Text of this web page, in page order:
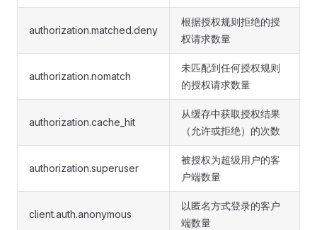
authorization.matched.deny
根据授权规则拒绝的授
权请求数量
authorization.nomatch
未匹配到任何授权规则
的授权请求数量
authorization.cache_hit
从缓存中获取授权结果
（允许或拒绝）的次数
authorization.superuser
被授权为超级用户的客
户端数量
client.auth.anonymous
以匿名方式登录的客户
端数量